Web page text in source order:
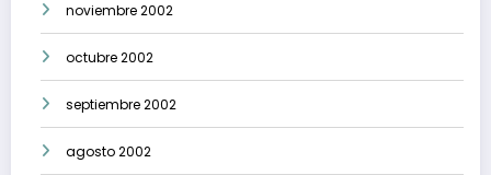
noviembre 2002
octubre 2002
septiembre 2002
agosto 2002